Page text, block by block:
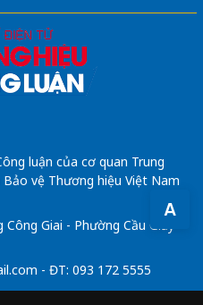
A
luận của cơ quan Trung
vệ Thương hiệu Việt Nam
Giai - Phường Cầu Giấy -
- ĐT: 093 172 5555